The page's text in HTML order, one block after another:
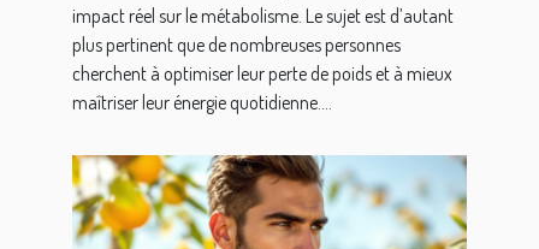
impact réel sur le métabolisme. Le sujet est d’autant
plus pertinent que de nombreuses personnes
cherchent à optimiser leur perte de poids et à mieux
maîtriser leur énergie quotidienne....